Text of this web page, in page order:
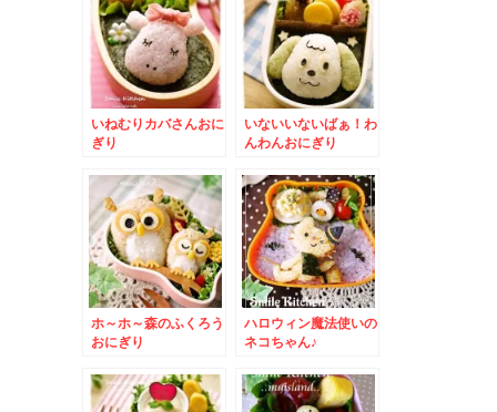
いねむりカバさんおに
ぎり
いないいないばぁ！わ
んわんおにぎり
ホ～ホ～森のふくろう
おにぎり
ハロウィン魔法使いの
ネコちゃん♪